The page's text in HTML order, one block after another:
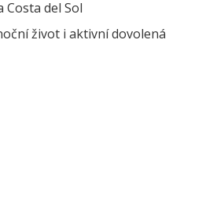
Costa del Sol
život i aktivní dovolená